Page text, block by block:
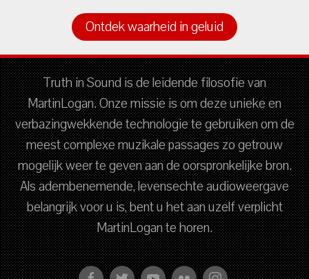
Ontdek waarheid in geluid
Truth in Sound is de leidende filosofie van
MartinLogan. Onze missie is om deze unieke en
verbazingwekkende technologie te gebruiken om de
meest complexe muzikale passages zo getrouw
mogelijk weer te geven aan de oorspronkelijke bron.
Als adembenemende, levensechte audioweergave
belangrijk voor u is, bent u het aan uzelf verplicht
MartinLogan te horen.